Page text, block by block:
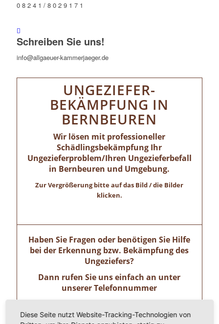
0 8 2 4 1 / 8 0 2 9 1 7 1
Schreiben Sie uns!
info@allgaeuer-kammerjaeger.de
UNGEZIEFER-
BEKÄMPFUNG IN
BERNBEUREN
Wir lösen mit professioneller
Schädlingsbekämpfung Ihr
Ungezieferproblem/Ihren Ungezieferbefall
in Bernbeuren und Umgebung.
Zur Vergrößerung bitte auf das Bild / die Bilder
klicken.
Haben Sie Fragen oder benötigen Sie Hilfe
bei der Erkennung bzw. Bekämpfung des
Ungeziefers?
Dann rufen Sie uns einfach an unter
unserer Telefonnummer
Wir freuen uns auf ihren Anruf!
Diese Seite nutzt Website-Tracking-Technologien von